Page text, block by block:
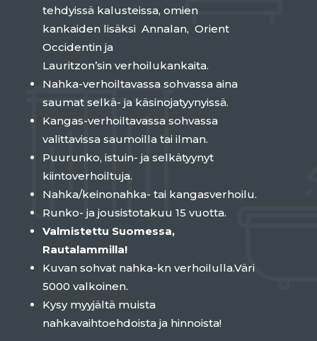
tehdyissä kalusteissa, omien
kankaiden lisäksi Annalan, Orient
Occidentin ja
Lauritzon’sin verhoilukankaita.
Nahka-verhoiltavassa sohvassa aina
saumat selkä- ja käsinojatyynyissä.
Kangas-verhoiltavassa sohvassa
valittavissa saumoilla tai ilman.
Puurunko, istuin- ja selkätyynyt
kiintoverhoiltuja.
Nahka/keinonahka- tai kangasverhoilu.
Runko- ja jousistotakuu 15 vuotta.
Valmistettu Suomessa,
Rautalammilla!
Kuvan sohvat nahka-kn verhoilulla.Väri
5000 valkoinen.
Kysy myyjältä muista
nahkavaihtoehdoista ja hinnoista!